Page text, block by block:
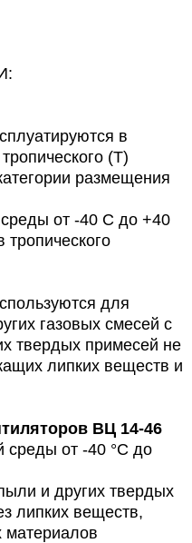
в
(Т)
размещения
от -40 С до +40
для
газовых смесей с
твердых примесей не
липких веществ и
ВЦ 14-46
среды от -40 °С до
и других твердых
липких веществ,
материалов